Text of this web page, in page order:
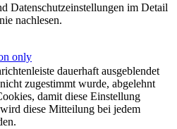
Datenschutzeinstellungen im Detail
nachlesen.
only
dauerhaft ausgeblendet
zugestimmt wurde, abgelehnt
damit diese Einstellung
diese Mitteilung bei jedem